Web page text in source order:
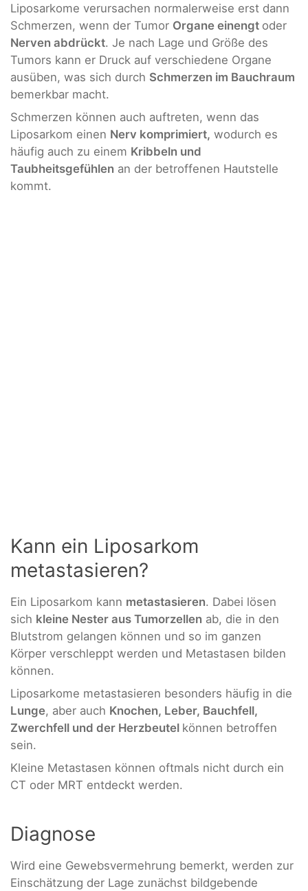
Liposarkome verursachen normalerweise erst dann
Schmerzen, wenn der Tumor Organe einengt oder
Nerven abdrückt. Je nach Lage und Größe des
Tumors kann er Druck auf verschiedene Organe
ausüben, was sich durch Schmerzen im Bauchraum
bemerkbar macht.
Schmerzen können auch auftreten, wenn das
Liposarkom einen Nerv komprimiert, wodurch es
häufig auch zu einem Kribbeln und
Taubheitsgefühlen an der betroffenen Hautstelle
kommt.
Kann ein Liposarkom
metastasieren?
Ein Liposarkom kann metastasieren. Dabei lösen
sich kleine Nester aus Tumorzellen ab, die in den
Blutstrom gelangen können und so im ganzen
Körper verschleppt werden und Metastasen bilden
können.
Liposarkome metastasieren besonders häufig in die
Lunge, aber auch Knochen, Leber, Bauchfell,
Zwerchfell und der Herzbeutel können betroffen
sein.
Kleine Metastasen können oftmals nicht durch ein
CT oder MRT entdeckt werden.
Diagnose
Wird eine Gewebsvermehrung bemerkt, werden zur
Einschätzung der Lage zunächst bildgebende